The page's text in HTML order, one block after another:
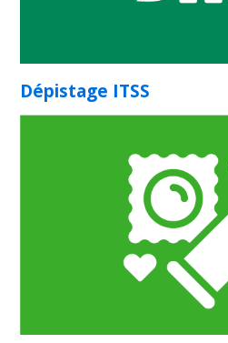
Dépistage ITSS514 252-3814